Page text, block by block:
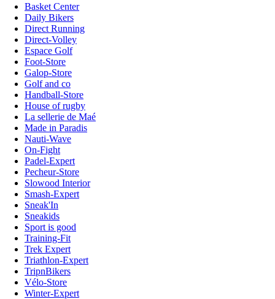
Basket Center
Daily Bikers
Direct Running
Direct-Volley
Espace Golf
Foot-Store
Galop-Store
Golf and co
Handball-Store
House of rugby
La sellerie de Maé
Made in Paradis
Nauti-Wave
On-Fight
Padel-Expert
Pecheur-Store
Slowood Interior
Smash-Expert
Sneak'In
Sneakids
Sport is good
Training-Fit
Trek Expert
Triathlon-Expert
TripnBikers
Vélo-Store
Winter-Expert